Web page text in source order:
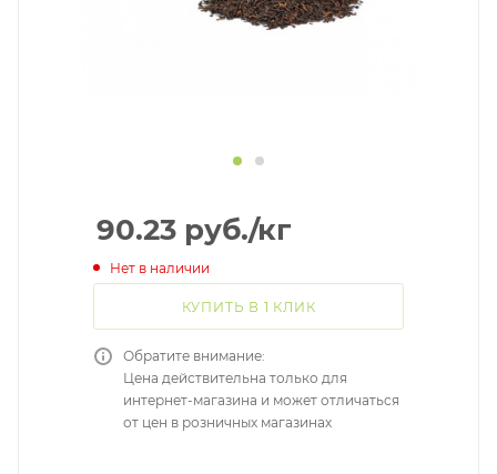
90.23 руб./кг
Нет в наличии
КУПИТЬ В 1 КЛИК
Обратите внимание:
Цена действительна только для
интернет-магазина и может отличаться
от цен в розничных магазинах